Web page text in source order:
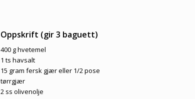
Oppskrift (gir 3 baguett)
400 g hvetemel
1 ts havsalt
15 gram fersk gjær eller 1/2 pose
tørrgjær
2 ss olivenolje